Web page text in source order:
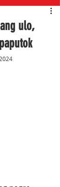
ulo,
2024